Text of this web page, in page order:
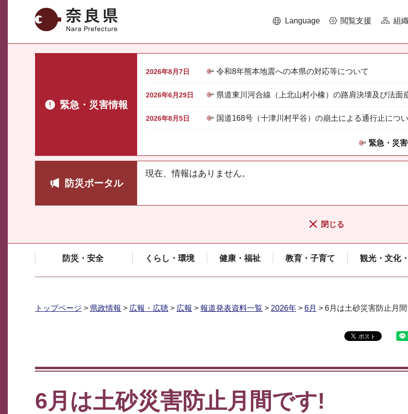
奈良県 Language 閲覧支援 組
緊急・災害情報
2026年8月7日 令和8年熊本地震への本県の対応等について
2026年6月29日 県道東川河合線（上北山村小橡）の路肩決壊及び法面
2026年8月5日 国道168号（十津川村平谷）の崩土による通行止につ
緊急・災
防災ポータル
現在、情報はありません。
閉じる
防災・安全 くらし・環境 健康・福祉 教育・子育て 観光・文化
トップページ > 県政情報 > 広報・広聴 > 広報 > 報道発表資料一覧 > 2026年 > 6月 > 6月は土砂災害防止月
6月は土砂災害防止月間です!